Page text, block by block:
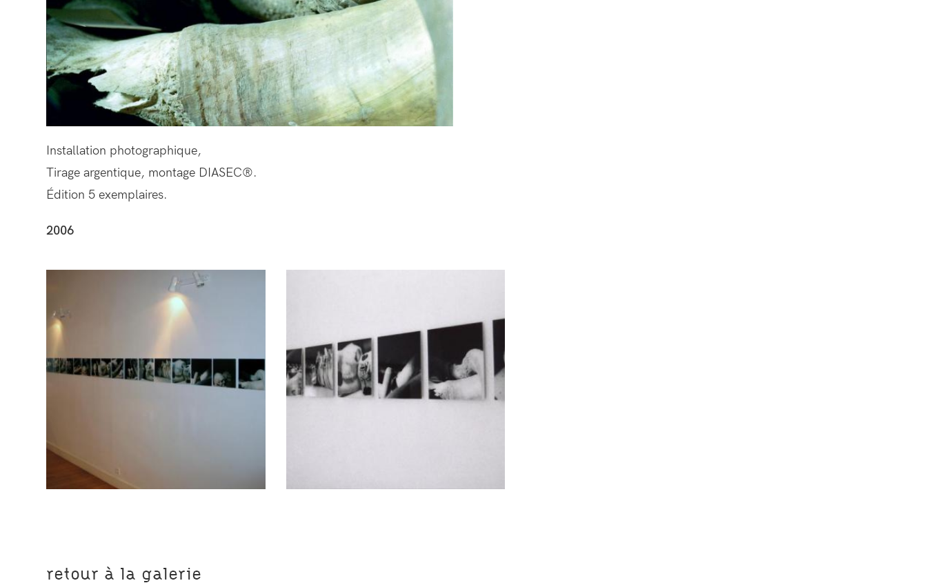
Installation photographique,
Tirage argentique, montage DIASEC®.
Édition 5 exemplaires.
2006
retour à la galerie